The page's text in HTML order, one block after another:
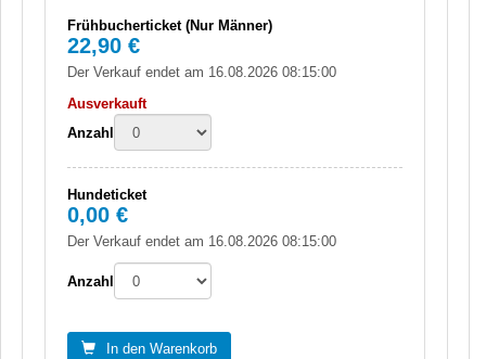
Frühbucherticket (Nur Männer)
22,90 €
Der Verkauf endet am 16.08.2026 08:15:00
Ausverkauft
Anzahl
Hundeticket
0,00 €
Der Verkauf endet am 16.08.2026 08:15:00
Anzahl
In den Warenkorb